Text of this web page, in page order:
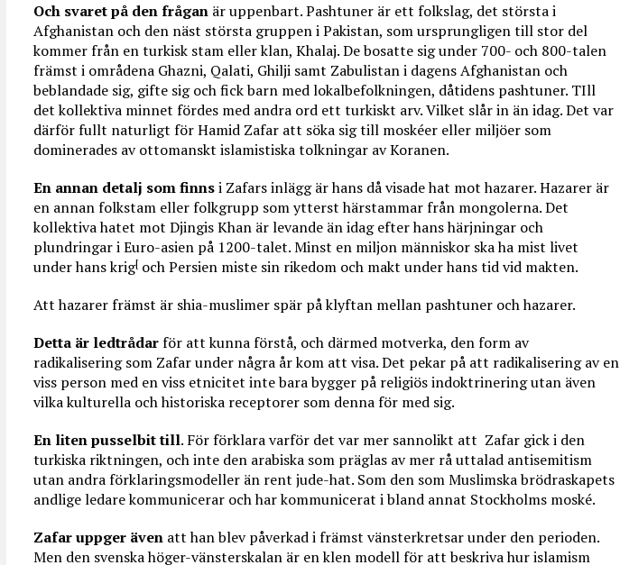
Och svaret på den frågan är uppenbart. Pashtuner är ett folkslag, det största i
Afghanistan och den näst största gruppen i Pakistan, som ursprungligen till stor del
kommer från en turkisk stam eller klan, Khalaj. De bosatte sig under 700- och 800-talen
främst i områdena Ghazni, Qalati, Ghilji samt Zabulistan i dagens Afghanistan och
beblandade sig, gifte sig och fick barn med lokalbefolkningen, dåtidens pashtuner. TIll
det kollektiva minnet fördes med andra ord ett turkiskt arv. Vilket slår in än idag. Det var
därför fullt naturligt för Hamid Zafar att söka sig till moskéer eller miljöer som
dominerades av ottomanskt islamistiska tolkningar av Koranen.
En annan detalj som finnsi Zafars inlägg är hans då visade hat mot hazarer. Hazarer är
en annan folkstam eller folkgrupp som ytterst härstammar från mongolerna. Det
kollektiva hatet mot Djingis Khan är levande än idag efter hans härjningar och
plundringar i Euro-asien på 1200-talet. Minst en miljon människor ska ha mist livet
under hans krig[ och Persien miste sin rikedom och makt under hans tid vid makten.
Att hazarer främst är shia-muslimer spär på klyftan mellan pashtuner och hazarer.
Detta är ledtrådarför att kunna förstå, och därmed motverka, den form av
radikalisering som Zafar under några år kom att visa. Det pekar på att radikalisering av en
viss person med en viss etnicitet inte bara bygger på religiös indoktrinering utan även
vilka kulturella och historiska receptorer som denna för med sig.
En liten pusselbit till. För förklara varför det var mer sannolikt att Zafar gick i den
turkiska riktningen, och inte den arabiska som präglas av mer rå uttalad antisemitism
utan andra förklaringsmodeller än rent jude-hat. Som den som Muslimska brödraskapets
andlige ledare kommunicerar och har kommunicerat i bland annat Stockholms moské.
Zafar uppger även att han blev påverkad i främst vänsterkretsar under den perioden.
Men den svenska höger-vänsterskalan är en klen modell för att beskriva hur islamism